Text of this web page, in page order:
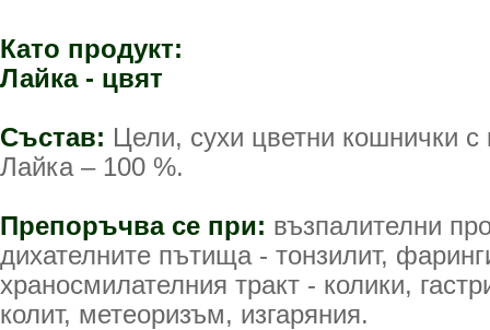
Като продукт:
Лайка - цвят
Състав: Цели, сухи цветни кошнички с
Лайка – 100 %.
Препоръчва се при: възпалителни
дихателните пътища - тонзилит,
храносмилателния тракт - колики,
колит, метеоризъм, изгаряния.